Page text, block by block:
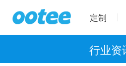
定制
行业资